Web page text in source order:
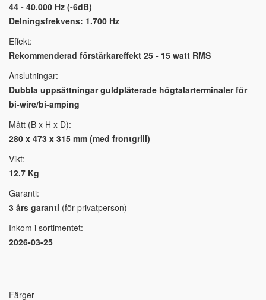
44 - 40.000 Hz (-6dB)
Delningsfrekvens: 1.700 Hz
Effekt:
Rekommenderad förstärkareffekt 25 - 15 watt RMS
Anslutningar:
Dubbla uppsättningar guldpläterade högtalarterminaler för
bi-wire/bi-amping
Mått (B x H x D):
280 x 473 x 315 mm (med frontgrill)
Vikt:
12.7 Kg
Garanti:
3 års garanti (för privatperson)
Inkom i sortimentet:
2026-03-25
Färger